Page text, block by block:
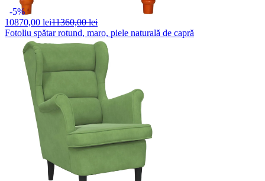
-5%
10870,00 lei11360,00 lei
Fotoliu spătar rotund, maro, piele naturală de capră